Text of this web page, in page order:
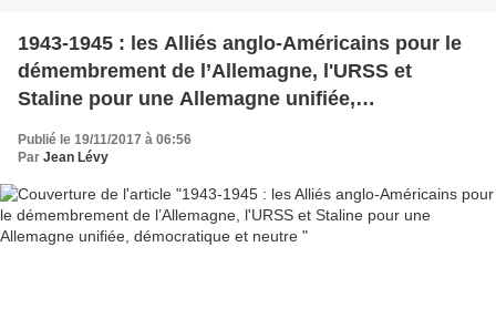
1943-1945 : les Alliés anglo-Américains pour le
démembrement de l’Allemagne, l'URSS et
Staline pour une Allemagne unifiée,
Publié le 19/11/2017 à 06:56
Par Jean Lévy